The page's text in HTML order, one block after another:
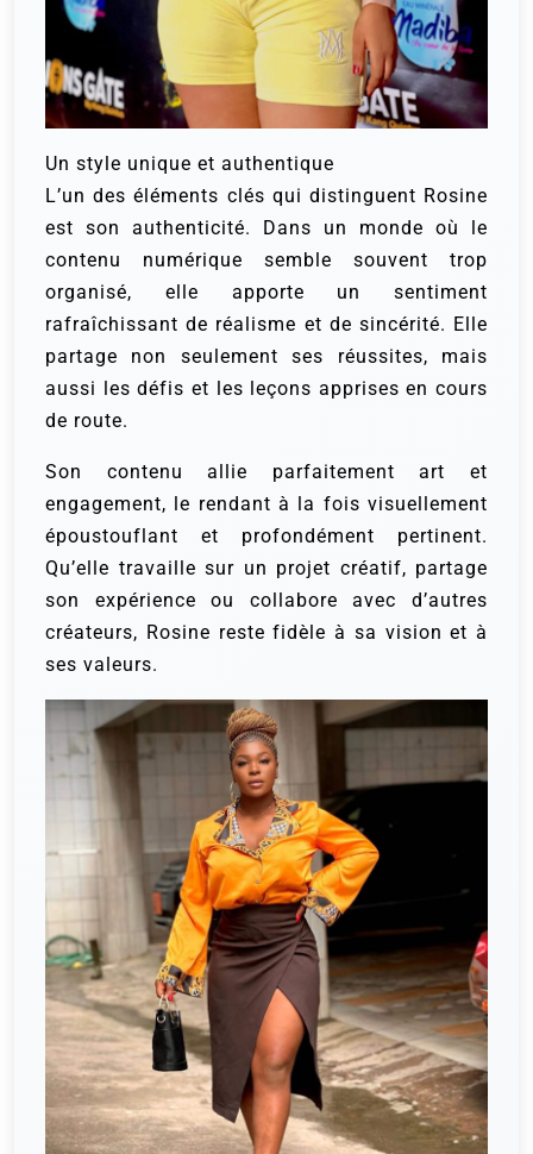
Un style unique et authentique
L’un des éléments clés qui distinguent Rosine
est son authenticité. Dans un monde où le
contenu numérique semble souvent trop
organisé, elle apporte un sentiment
rafraîchissant de réalisme et de sincérité. Elle
partage non seulement ses réussites, mais
aussi les défis et les leçons apprises en cours
de route.
Son contenu allie parfaitement art et
engagement, le rendant à la fois visuellement
époustouflant et profondément pertinent.
Qu’elle travaille sur un projet créatif, partage
son expérience ou collabore avec d’autres
créateurs, Rosine reste fidèle à sa vision et à
ses valeurs.